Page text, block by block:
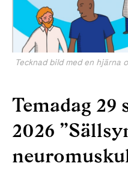
Tecknad bild med en hjärna
Temadag 29
2026